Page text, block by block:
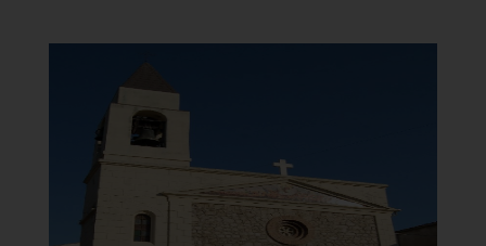
Chiesa di Santa Maria del
Facciata